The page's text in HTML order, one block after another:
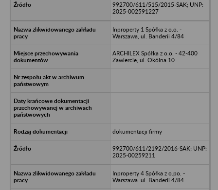
992700/611/515/2015-SAK; UNP:
2025-002591227
Inproperty 1 Spółka z o.o. -
Warszawa, ul. Banderii 4/84
ARCHILEX Spółka z o.o. - 42-400
Zawiercie, ul. Okólna 10
dokumentacji firmy
992700/611/2192/2016-SAK; UNP:
2025-00259211
Inproperty 4 Spółka z o.po. -
Warszawa. ul. Banderii 4/84